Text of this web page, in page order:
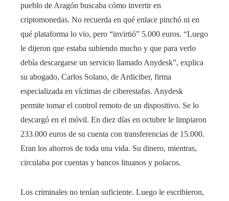
pueblo de Aragón buscaba cómo invertir en
criptomonedas. No recuerda en qué enlace pinchó ni en
qué plataforma lo vio, pero “invirtió” 5.000 euros. “Luego
le dijeron que estaba subiendo mucho y que para verlo
debía descargarse un servicio llamado Anydesk”, explica
su abogado, Carlos Solano, de Ardiciber, firma
especializada en víctimas de ciberestafas. Anydesk
permite tomar el control remoto de un dispositivo. Se lo
descargó en el móvil. En diez días en octubre le limpiaron
233.000 euros de su cuenta con transferencias de 15.000.
Eran los ahorros de toda una vida. Su dinero, mientras,
circulaba por cuentas y bancos lituanos y polacos.
Los criminales no tenían suficiente. Luego le escribieron,